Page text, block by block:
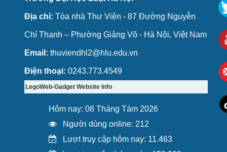
Địa chỉ: Tòa nhà Thư Viện - 87 Đường Nguyễn
Chí Thanh – Phường Giảng Võ - Hà Nội, Việt Nam
Email: thuviendhl2@hlu.edu.vn
Điện thoại: 0243.773.4549
LegoWeb-Gadget Website Info
Hôm nay: 08 Tháng Tám 2026
Người dùng online: 212
Lượt truy cập hôm nay: 11.463